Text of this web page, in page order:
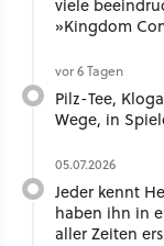
»Kingdom
vor 6 Tagen
Pilz-Tee,
Wege, in
05.07.2026
Jeder kennt
haben ihn in
aller Zeiten